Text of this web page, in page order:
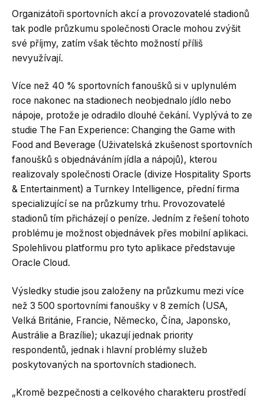
Organizátoři sportovních akcí a provozovatelé stadionů
tak podle průzkumu společnosti Oracle mohou zvýšit
své příjmy, zatím však těchto možností příliš
nevyužívají.
Více než 40 % sportovních fanoušků si v uplynulém
roce nakonec na stadionech neobjednalo jídlo nebo
nápoje, protože je odradilo dlouhé čekání. Vyplývá to ze
studie The Fan Experience: Changing the Game with
Food and Beverage (Uživatelská zkušenost sportovních
fanoušků s objednáváním jídla a nápojů), kterou
realizovaly společnosti Oracle (divize Hospitality Sports
& Entertainment) a Turnkey Intelligence, přední firma
specializující se na průzkumy trhu. Provozovatelé
stadionů tím přicházejí o peníze. Jedním z řešení tohoto
problému je možnost objednávek přes mobilní aplikaci.
Spolehlivou platformu pro tyto aplikace představuje
Oracle Cloud.
Výsledky studie jsou založeny na průzkumu mezi více
než 3 500 sportovními fanoušky v 8 zemích (USA,
Velká Británie, Francie, Německo, Čína, Japonsko,
Austrálie a Brazílie); ukazují jednak priority
respondentů, jednak i hlavní problémy služeb
poskytovaných na sportovních stadionech.
„Kromě bezpečnosti a celkového charakteru prostředí